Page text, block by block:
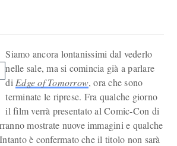
Siamo ancora lontanissimi dal vederlo
nelle sale, ma si comincia già a parlare
di Edge of Tomorrow, ora che sono
terminate le riprese. Fra qualche giorno
il film verrà presentato al Comic-Con di
mostrate nuove immagini e qualche
è confermato che il titolo non sarà